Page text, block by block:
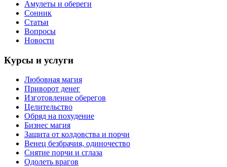
Амулеты и обереги
Сонник
Статьи
Вопросы
Новости
Курсы и услуги
Любовная магия
Приворот денег
Изготовление оберегов
Целительство
Обряд на похудение
Бизнес магия
Защита от колдовства и порчи
Венец безбрачия, одиночество
Снятие порчи и сглаза
Одолеть врагов